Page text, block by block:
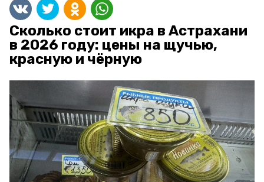
Сколько стоит икра в Астрахани
в 2026 году: цены на щучью,
красную и чёрную